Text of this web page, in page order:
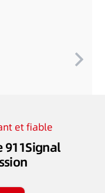
et fiable
911Signal